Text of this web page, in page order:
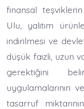
finansal
Ulu, yalıtım
indirilmesi ve
düşük faizli, uzun
gerektiğini
uygulamalarının
tasarruf